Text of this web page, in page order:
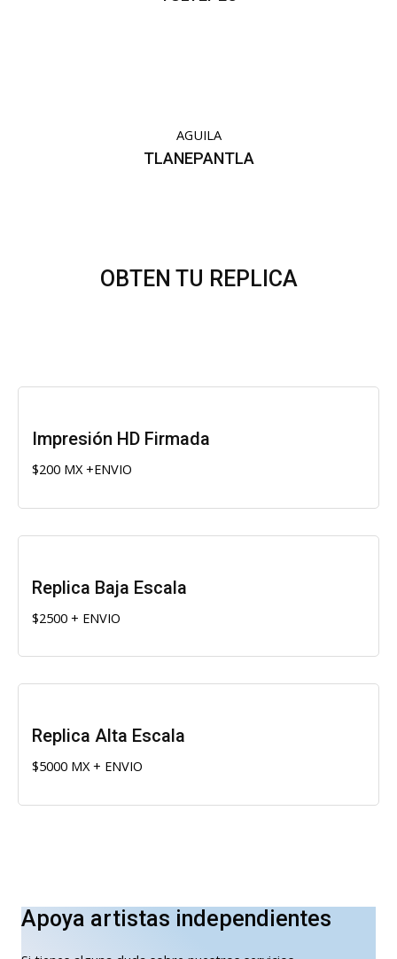
AGUILA
TLANEPANTLA
OBTEN TU REPLICA
Impresión HD Firmada
$200 MX +ENVIO
Replica Baja Escala
$2500 + ENVIO
Replica Alta Escala
$5000 MX + ENVIO
Apoya artistas independientes